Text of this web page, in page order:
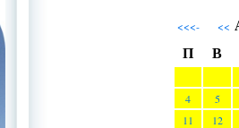
<<<- <<
П
В
4
5
11
12